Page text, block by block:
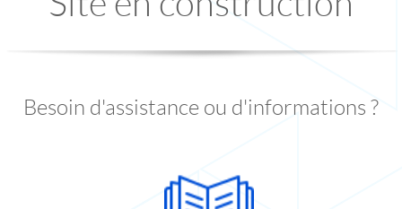
Besoin d'assistance ou d'informations ?